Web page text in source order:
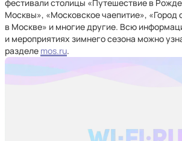
фестивали столицы «Путешествие в
Москвы», «Московское чаепитие», «Город
в Москве» и многие другие. Всю
и мероприятиях зимнего сезона можно
разделе mos.ru.